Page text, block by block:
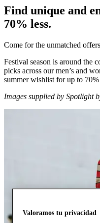
Find unique and
70% less.
Come for the unmatched
Festival season is around the
picks across our men’s and
summer wishlist for up to 70%
Images supplied by Spotlight
Valoramos tu privacidad